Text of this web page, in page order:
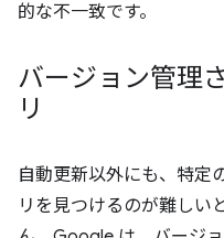
的な不一致です。
バージョン管理
リ
自動更新以外にも、特定
リを見つけるのが難しい